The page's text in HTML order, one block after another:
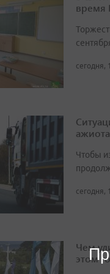
время
сегодня,
Чтобы
сегодня,
Чем
этом